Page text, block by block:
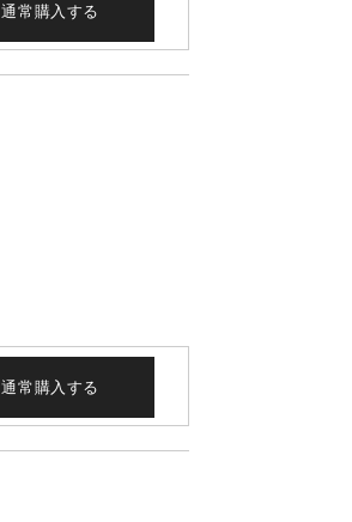
通常購入する
通常購入する